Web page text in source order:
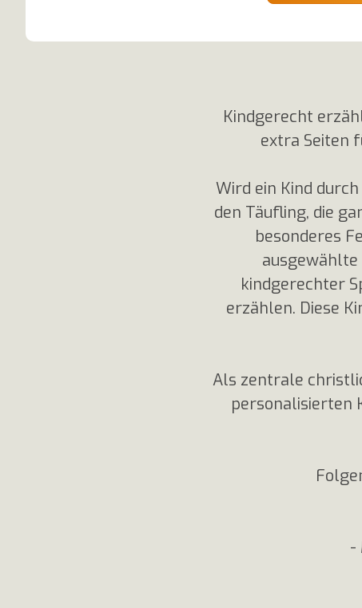
Kindgerecht
extra Seiten
Wird ein Kind
den Täufling, die
besonderes
ausgewählte
kindgerechter
erzählen. Diese
Als zentrale
personalisierten
-